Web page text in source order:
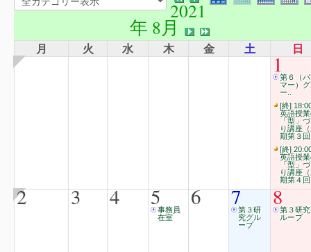
2021
年 8月
月 火 水 木 金 土 日
1第６（
マー）
ー..
[終]
英語授
「型」
り講座
期第３
[終]
英語授
「型」
り講座
期第４
2 3 4 5事務員
在室
6 7第３研
究グル
ープ
8第３研
ループ